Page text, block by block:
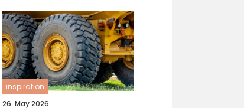
inspiration
26. May 2026